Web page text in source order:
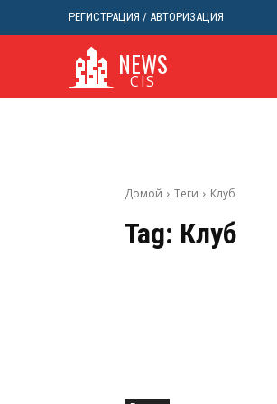
РЕГИСТРАЦИЯ / АВТОРИЗАЦИЯ
NEWS
CIS
Домой Теги Клуб
Tag: Клуб